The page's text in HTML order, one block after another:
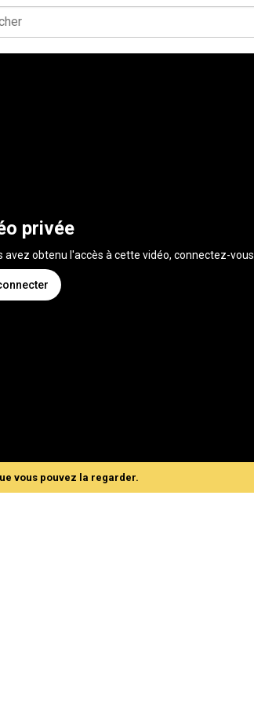
privée
avez obtenu l'accès à cette vidéo, connectez-vous
vous pouvez la regarder.